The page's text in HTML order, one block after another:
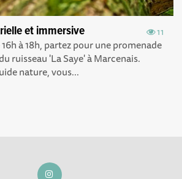
11
et immersive
à 18h, partez pour une promenade
ruisseau 'La Saye' à Marcenais.
nature, vous...